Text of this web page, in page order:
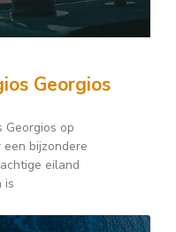
Georgios
Georgios op
bijzondere
eiland
is